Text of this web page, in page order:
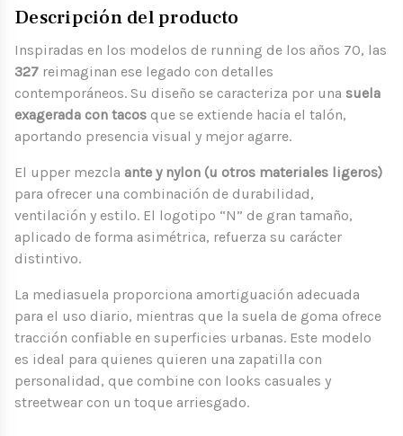
Descripción del producto
Inspiradas en los modelos de running de los años 70, las
327 reimaginan ese legado con detalles
contemporáneos. Su diseño se caracteriza por una suela
exagerada con tacos que se extiende hacia el talón,
aportando presencia visual y mejor agarre.
El upper mezcla ante y nylon (u otros materiales ligeros)
para ofrecer una combinación de durabilidad,
ventilación y estilo. El logotipo “N” de gran tamaño,
aplicado de forma asimétrica, refuerza su carácter
distintivo.
La mediasuela proporciona amortiguación adecuada
para el uso diario, mientras que la suela de goma ofrece
tracción confiable en superficies urbanas. Este modelo
es ideal para quienes quieren una zapatilla con
personalidad, que combine con looks casuales y
streetwear con un toque arriesgado.